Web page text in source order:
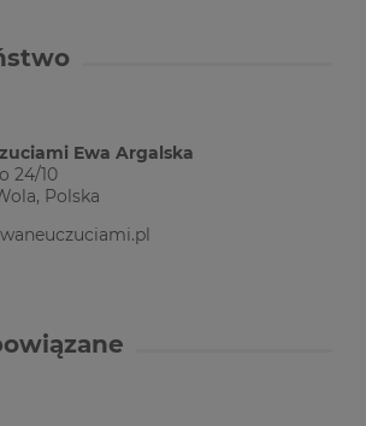
Ewa Argalska
24/10
Polska